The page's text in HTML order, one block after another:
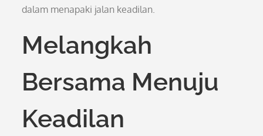
dalam menapaki jalan keadilan.
Melangkah
Bersama Menuju
Keadilan